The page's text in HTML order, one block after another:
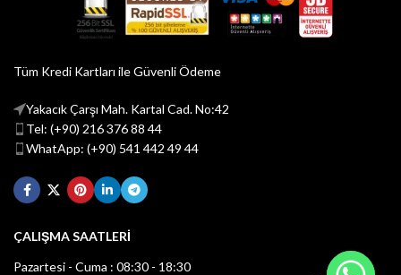
Tüm Kredi Kartları ile Güvenli Ödeme
Yakacık Çarşı Mah. Kartal Cad. No:42
Tel: (+90) 216 376 88 44
WhatApp: (+90) 541 442 49 44
ÇALIŞMA SAATLERİ
Pazartesi - Cuma : 08:30 - 18:30